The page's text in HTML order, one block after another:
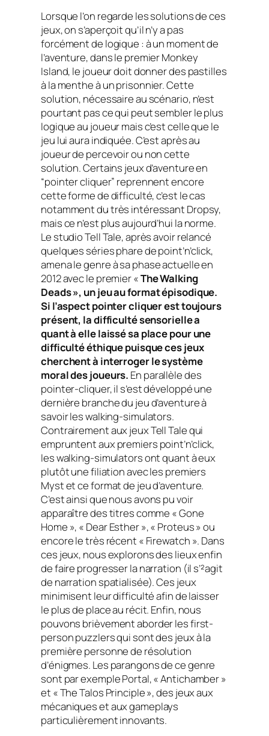
Lorsque l’on regarde les solutions de ces
jeux, on s’aperçoit qu’il n’y a pas
forcément de logique : à un moment de
l’aventure, dans le premier Monkey
Island, le joueur doit donner des pastilles
à la menthe à un prisonnier. Cette
solution, nécessaire au scénario, n’est
pourtant pas ce qui peut sembler le plus
logique au joueur mais c’est celle que le
jeu lui aura indiquée. C’est après au
joueur de percevoir ou non cette
solution. Certains jeux d’aventure en
“pointer cliquer” reprennent encore
cette forme de difficulté, c’est le cas
notamment du très intéressant Dropsy,
mais ce n’est plus aujourd’hui la norme.
Le studio Tell Tale, après avoir relancé
quelques séries phare de point’n’click,
amena le genre à sa phase actuelle en
2012 avec le premier «The Walking
Deads », un jeu au format épisodique.
Si l’aspect pointer cliquer est toujours
présent, la difficulté sensorielle a
quant à elle laissé sa place pour une
difficulté éthique puisque ces jeux
cherchent à interroger le système
moral des joueurs. En parallèle des
pointer-cliquer, il s’est développé une
dernière branche du jeu d’aventure à
savoir les walking-simulators.
Contrairement aux jeux Tell Tale qui
empruntent aux premiers point’n’click,
les walking-simulators ont quant à eux
plutôt une filiation avec les premiers
Myst et ce format de jeu d’aventure.
C’est ainsi que nous avons pu voir
apparaître des titres comme « Gone
Home », « Dear Esther », « Proteus » ou
encore le très récent « Firewatch ». Dans
ces jeux, nous explorons des lieux enfin
de faire progresser la narration (il s’²agit
de narration spatialisée). Ces jeux
minimisent leur difficulté afin de laisser
le plus de place au récit. Enfin, nous
pouvons brièvement aborder les first-
person puzzlers qui sont des jeux à la
première personne de résolution
d’énigmes. Les parangons de ce genre
sont par exemple Portal, « Antichamber »
et « The Talos Principle », des jeux aux
mécaniques et aux gameplays
particulièrement innovants.